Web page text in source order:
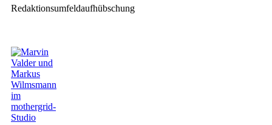
Redaktionsumfeldaufhübschung